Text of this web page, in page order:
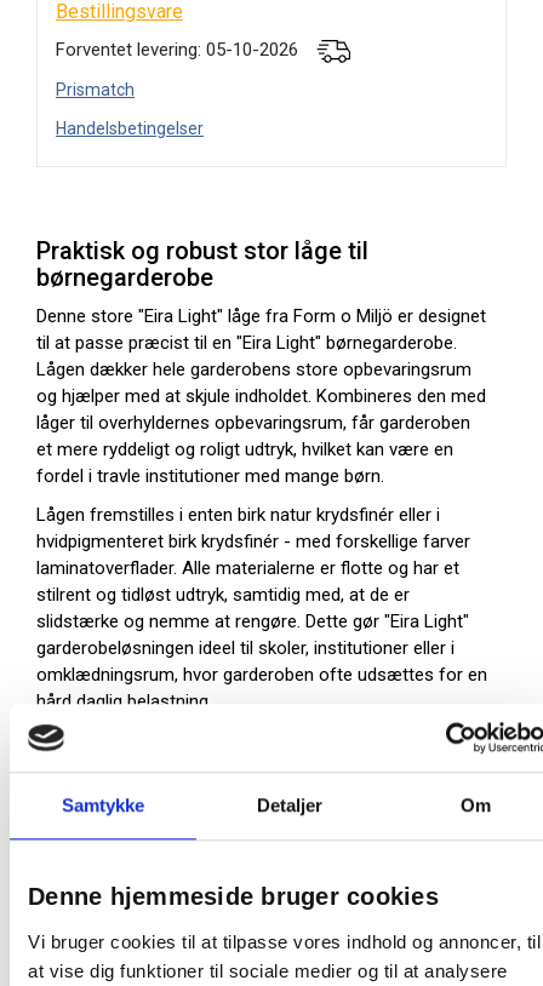
Samtykke Detaljer Om
Denne hjemmeside bruger cookies
Vi bruger cookies til at tilpasse vores indhold og annoncer, til
at vise dig funktioner til sociale medier og til at analysere
Bestillingsvare
Forventet levering: 05-10-2026
Prismatch
Handelsbetingelser
Praktisk og robust stor låge til
børnegarderobe
Denne store "Eira Light" låge fra Form o Miljö er designet
til at passe præcist til en "Eira Light" børnegarderobe.
Lågen dækker hele garderobens store opbevaringsrum
og hjælper med at skjule indholdet. Kombineres den med
låger til overhyldernes opbevaringsrum, får garderoben
et mere ryddeligt og roligt udtryk, hvilket kan være en
fordel i travle institutioner med mange børn.
Lågen fremstilles i enten birk natur krydsfinér eller i
hvidpigmenteret birk krydsfinér - med forskellige farver
laminatoverflader. Alle materialerne er flotte og har et
stilrent og tidløst udtryk, samtidig med, at de er
slidstærke og nemme at rengøre. Dette gør "Eira Light"
garderobeløsningen ideel til skoler, institutioner eller i
omklædningsrum, hvor garderoben ofte udsættes for en
hård daglig belastning.
Børnegarderobens rum leveres i 3 forskellige bredder og
lågerne er tilpasset disse - 22, 25, og 28 cm. Det store
opbevaringsrum med kroge bruges typisk til tasker,
jakker og andet overtøj mens det øverste
opbevaringsrum kan holde orden på huer, vanter og
lågerne er lukkede får børnegarderoben et præg af mere
Lågerne "Eira Light" bærer miljømærket EU Ecolabel (ofte